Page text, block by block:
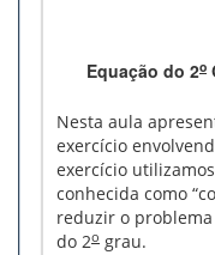
Equação do 2o
Nesta aula
exercício
exercício
conhecida como
reduzir o
do 2o grau.